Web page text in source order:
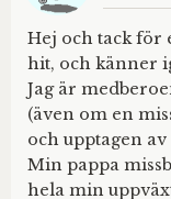
Hej och tack för
hit, och känner
Jag är
(även om en
och upptagen av
Min pappa
hela min